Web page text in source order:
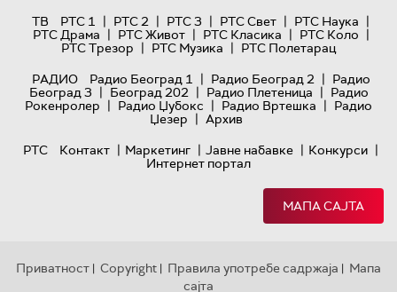
ТВ
РТС 1 | РТС 2 | РТС 3 | РТС Свет | РТС Наука |
РТС Драма | РТС Живот | РТС Класика | РТС Коло |
РТС Трезор | РТС Музика | РТС Полетарац
РАДИО
Радио Београд 1 | Радио Београд 2 | Радио
Београд 3 | Београд 202 | Радио Плетеница | Радио
Рокенролер | Радио Џубокс | Радио Вртешка | Радио
Џезер | Архив
РТС
Контакт | Маркетинг | Јавне набавке | Конкурси |
Интернет портал
МАПА САЈТА
Приватност | Copyright | Правила употребе садржаја | Мапа
сајта